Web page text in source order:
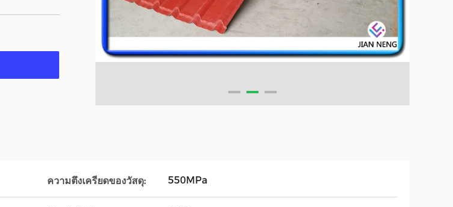
ความตึงเครียดของวัสดุ: 550MPa